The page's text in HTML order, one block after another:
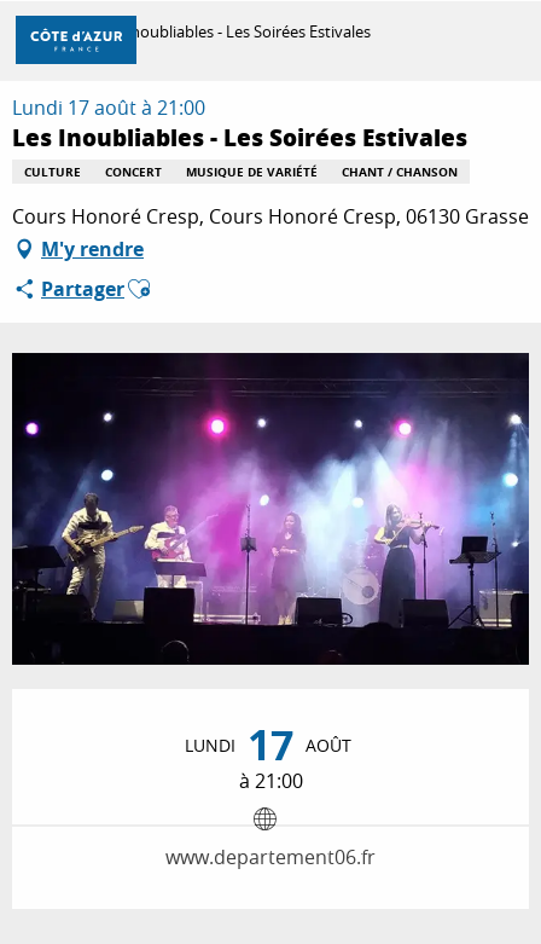
Aller
contenu
principal
DÉCOUVRIR
À FAIRE
SÉJOURNER
Accueil Les Inoubliables - Les Soirées Estivales
Lundi 17 août à 21:00
Les Inoubliables - Les Soirées Estivales
CULTURE CONCERT MUSIQUE DE VARIÉTÉ CHANT / CHANSON
Cours Honoré Cresp, Cours Honoré Cresp, 06130 Grasse
M'y rendre
PartagerAjouter aux favoris
LUNDI 17 AOÛT
à 21:00
www.departement06.fr